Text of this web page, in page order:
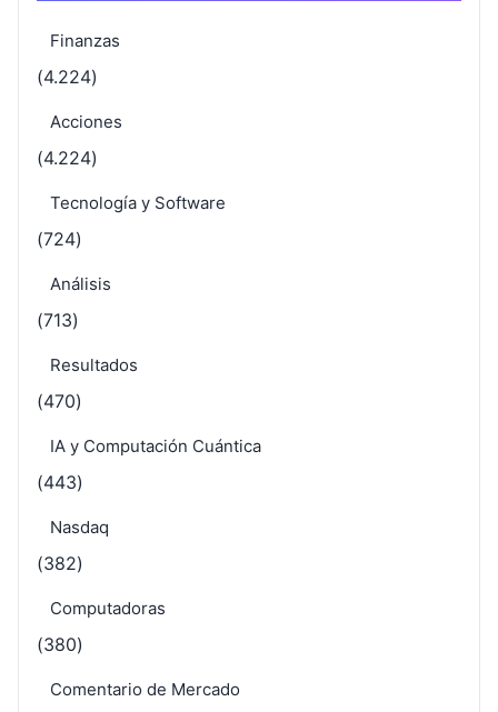
Finanzas
(4.224)
Acciones
(4.224)
Tecnología y Software
(724)
Análisis
(713)
Resultados
(470)
IA y Computación Cuántica
(443)
Nasdaq
(382)
Computadoras
(380)
Comentario de Mercado